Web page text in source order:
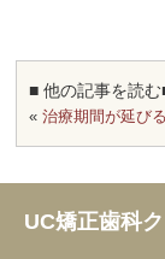
■ 他の記事を読む
«治療期間が延び
UC矯正歯科